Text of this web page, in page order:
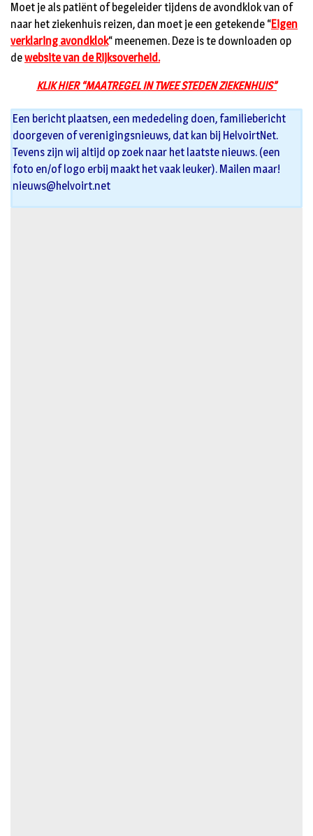
Moet je als patiënt of begeleider tijdens de avondklok van of
naar het ziekenhuis reizen, dan moet je een getekende “Eigen
verklaring avondklok“ meenemen. Deze is te downloaden op
dewebsite van de Rijksoverheid.
KLIK HIER “MAATREGEL IN TWEE STEDEN ZIEKENHUIS”
Een bericht plaatsen, een mededeling doen, familiebericht
doorgeven of verenigingsnieuws, dat kan bij HelvoirtNet.
Tevens zijn wij altijd op zoek naar het laatste nieuws. (een
foto en/of logo erbij maakt het vaak leuker). Mailen maar!
nieuws@helvoirt.net